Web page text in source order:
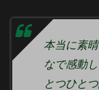
本当に素
なで感動
とつひと